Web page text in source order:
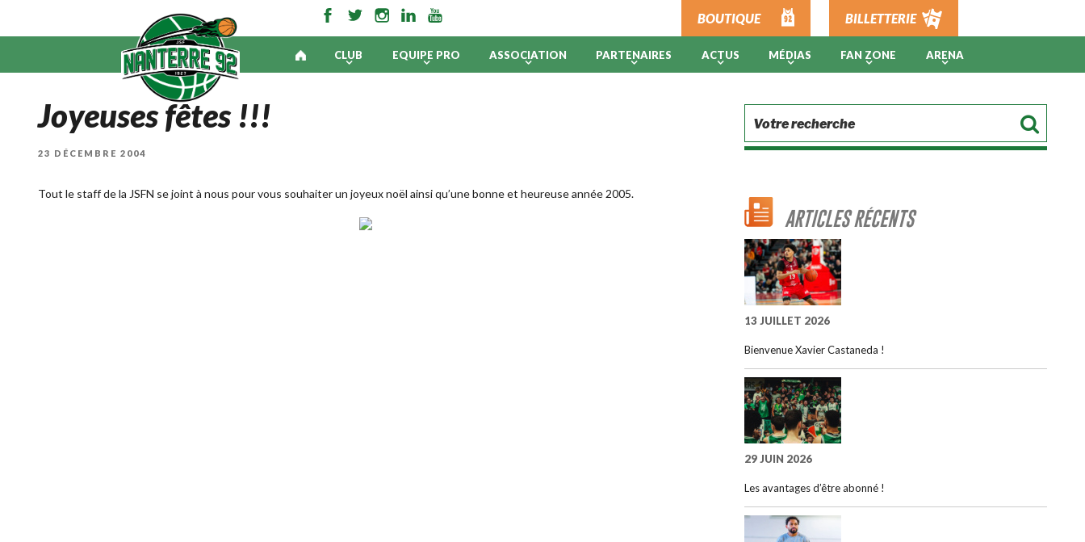
BOUTIQUE BILLETTERIE
CLUB EQUIPE PRO ASSOCIATION PARTENAIRES ACTUS MÉDIAS FAN ZONE ARENA
Joyeuses fêtes !!!
PUBLIÉ
23 DÉCEMBRE 2004
Tout le staff de la JSFN se joint à nous pour vous souhaiter un joyeux noël ainsi qu’une bonne et heureuse année 2005.
ARTICLES RÉCENTS
13 JUILLET 2026
Bienvenue Xavier Castaneda !
29 JUIN 2026
Les avantages d’être abonné !